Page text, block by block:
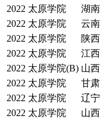
2022 太原学院 湖南
2022 太原学院 云南
2022 太原学院 陕西
2022 太原学院 江西
2022 太原学院(B) 山西
2022 太原学院 甘肃
2022 太原学院 辽宁
2022 太原学院 山西